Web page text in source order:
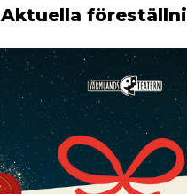
Aktuella